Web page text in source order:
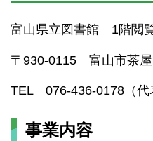
富山県立図書館 1階閲
〒930-0115 富山市茶
TEL 076-436-0178（代
事業内容